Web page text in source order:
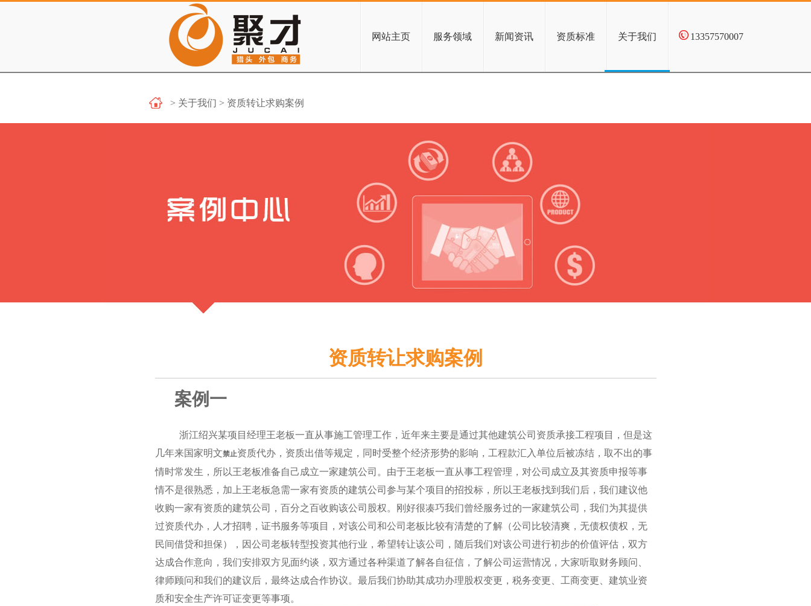
13357570007
关于我们
资质标准
新闻资讯
服务领域
网站主页
>关于我们>资质转让求购案例
资质转让求购案例
案例一
浙江绍兴某项目经理王老板一直从事施工管理工作，近年来主要是通过其他建筑公司资质承接工程项目，但是这
几年来国家明文禁止资质代办，资质出借等规定，同时受整个经济形势的影响，工程款汇入单位后被冻结，取不出的事
情时常发生，所以王老板准备自己成立一家建筑公司。由于王老板一直从事工程管理，对公司成立及其资质申报等事
情不是很熟悉，加上王老板急需一家有资质的建筑公司参与某个项目的招投标，所以王老板找到我们后，我们建议他
收购一家有资质的建筑公司，百分之百收购该公司股权。刚好很凑巧我们曾经服务过的一家建筑公司，我们为其提供
过资质代办，人才招聘，证书服务等项目，对该公司和公司老板比较有清楚的了解（公司比较清爽，无债权债权，无
民间借贷和担保），因公司老板转型投资其他行业，希望转让该公司，随后我们对该公司进行初步的价值评估，双方
达成合作意向，我们安排双方见面约谈，双方通过各种渠道了解各自征信，了解公司运营情况，大家听取财务顾问、
律师顾问和我们的建议后，最终达成合作协议。最后我们协助其成功办理股权变更，税务变更、工商变更、建筑业资
质和安全生产许可证变更等事项。